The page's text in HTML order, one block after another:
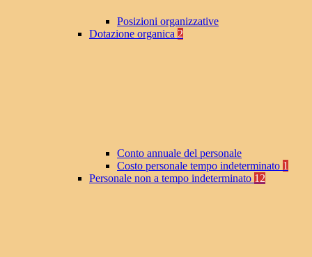
Posizioni organizzative
Dotazione organica 2
Conto annuale del personale
Costo personale tempo indeterminato 1
Personale non a tempo indeterminato 12